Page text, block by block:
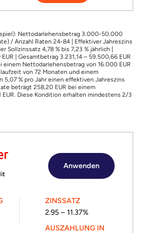
Nettodarlehensbetrag 3.000-50.000
/ Anzahl Raten 24-84 | Effektiver Jahreszins
Sollzinssatz 4,78 % bis 7,23 % jährlich |
| Gesamtbetrag 3.231,14 – 59.500,66 EUR
einem Nettodarlehensbetrag von 16.000 EUR
von 72 Monaten und einem
5,07 % pro Jahr einen effektiven Jahreszins
beträgt 258,20 EUR bei einem
EUR. Diese Kondition erhalten mindestens 2/3
Anwenden
ZINSSATZ
2.95 – 11.37%
AUSZAHLUNG IN